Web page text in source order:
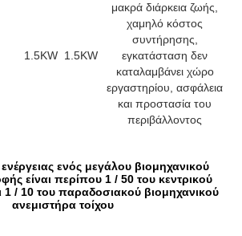
1.5KW 1.5KW
μακρά διάρκεια ζωής,
χαμηλό κόστος
συντήρησης,
εγκατάσταση δεν
καταλαμβάνει χώρο
εργαστηρίου, ασφάλεια
και προστασία του
περιβάλλοντος
ενός μεγάλου βιομηχανικού
είναι περίπου 1 / 50 του κεντρικού
1 / 10 του παραδοσιακού βιομηχανικού
ανεμιστήρα τοίχου